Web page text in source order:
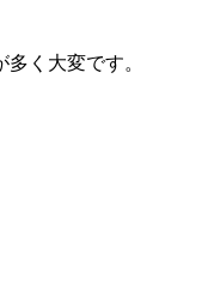
く大変です。